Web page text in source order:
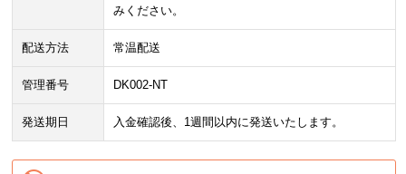
みください。
配送方法 常温配送
管理番号 DK002-NT
発送期日 入金確認後、1週間以内に発送いたします。